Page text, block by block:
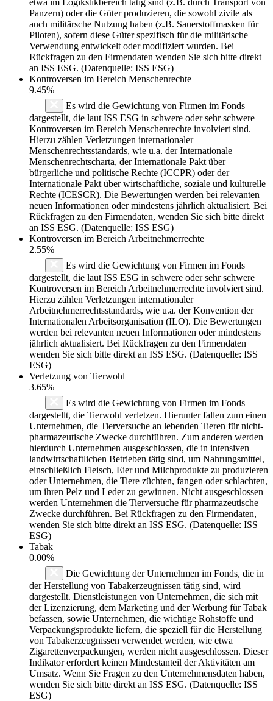
Panzern) oder die Güter produzieren, die sowohl zivile als
auch militärsche Nutzung haben (z.B. Sauerstoffmasken für
Piloten), sofern diese Güter spezifisch für die militärische
Verwendung entwickelt oder modifiziert wurden. Bei
Rückfragen zu den Firmendaten wenden Sie sich bitte direkt
an ISS ESG. (Datenquelle: ISS ESG)
Kontroversen im Bereich Menschenrechte
9.45%
Es wird die Gewichtung von Firmen im Fonds
dargestellt, die laut ISS ESG in schwere oder sehr schwere
Kontroversen im Bereich Menschenrechte involviert sind.
Hierzu zählen Verletzungen internationaler
Menschenrechtsstandards, wie u.a. der Internationale
Menschenrechtscharta, der Internationale Pakt über
bürgerliche und politische Rechte (ICCPR) oder der
Internationale Pakt über wirtschaftliche, soziale und kulturelle
Rechte (ICESCR). Die Bewertungen werden bei relevanten
neuen Informationen oder mindestens jährlich aktualisiert. Bei
Rückfragen zu den Firmendaten, wenden Sie sich bitte direkt
an ISS ESG. (Datenquelle: ISS ESG)
Kontroversen im Bereich Arbeitnehmerrechte
2.55%
Es wird die Gewichtung von Firmen im Fonds
dargestellt, die laut ISS ESG in schwere oder sehr schwere
Kontroversen im Bereich Arbeitnehmerrechte involviert sind.
Hierzu zählen Verletzungen internationaler
Arbeitnehmerrechtsstandards, wie u.a. der Konvention der
Internationalen Arbeitsorganisation (ILO). Die Bewertungen
werden bei relevanten neuen Informationen oder mindestens
jährlich aktualisiert. Bei Rückfragen zu den Firmendaten
wenden Sie sich bitte direkt an ISS ESG. (Datenquelle: ISS
ESG)
Verletzung von Tierwohl
3.65%
Es wird die Gewichtung von Firmen im Fonds
dargestellt, die Tierwohl verletzen. Hierunter fallen zum einen
Unternehmen, die Tierversuche an lebenden Tieren für nicht-
pharmazeutische Zwecke durchführen. Zum anderen werden
hierdurch Unternehmen ausgeschlossen, die in intensiven
landwirtschaftlichen Betrieben tätig sind, um Nahrungsmittel,
einschließlich Fleisch, Eier und Milchprodukte zu produzieren
oder Unternehmen, die Tiere züchten, fangen oder schlachten,
um ihren Pelz und Leder zu gewinnen. Nicht ausgeschlossen
werden Unternehmen die Tierversuche für pharmazeutische
Zwecke durchführen. Bei Rückfragen zu den Firmendaten,
wenden Sie sich bitte direkt an ISS ESG. (Datenquelle: ISS
ESG)
Tabak
0.00%
Die Gewichtung der Unternehmen im Fonds, die in
der Herstellung von Tabakerzeugnissen tätig sind, wird
dargestellt. Dienstleistungen von Unternehmen, die sich mit
der Lizenzierung, dem Marketing und der Werbung für Tabak
befassen, sowie Unternehmen, die wichtige Rohstoffe und
Verpackungsprodukte liefern, die speziell für die Herstellung
von Tabakerzeugnissen verwendet werden, wie etwa
Zigarettenverpackungen, werden nicht ausgeschlossen. Dieser
Indikator erfordert keinen Mindestanteil der Aktivitäten am
Umsatz. Wenn Sie Fragen zu den Unternehmensdaten haben,
wenden Sie sich bitte direkt an ISS ESG. (Datenquelle: ISS
ESG)